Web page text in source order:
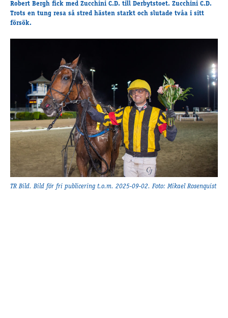
Travkonferens
Hört och hänt
Tävling
Tävlingsserier
Träning och provlopp
Aktiva
Månadens hästägare 2026
Månadens B-tränare 2026
Euro Classic Trot
Andelshästar
Robert Bergh fick med Zucchini C.D. till Derbytstoet. Zucchini C.D.
Trots en tung resa så stred hästen starkt och slutade tvåa i sitt
försök.
TR Bild. Bild för fri publicering t.o.m. 2025-09-02. Foto: Mikael Rosenquist